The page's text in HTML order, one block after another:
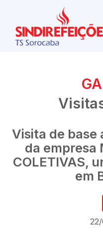
Visita de base
da empresa
COLETIVAS,
em